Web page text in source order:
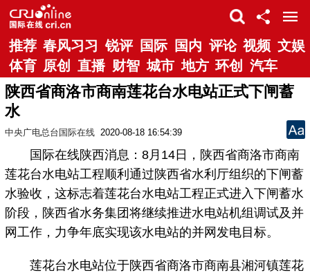
推荐 春风习习 锐评 国际 国内 评论 视频 文娱
体育 原创 直播 财智 城市 地方 环创 汽车
陕西省商洛市商南莲花台水电站正式下闸蓄
水
中央广电总台国际在线 2020-08-18 16:54:39
国际在线陕西消息：8月14日，陕西省商洛市商南
莲花台水电站工程顺利通过陕西省水利厅组织的下闸蓄
水验收，这标志着莲花台水电站工程正式进入下闸蓄水
阶段，陕西省水务集团将继续推进水电站机组调试及并
网工作，力争年底实现该水电站的并网发电目标。
莲花台水电站位于陕西省商洛市商南县湘河镇莲花